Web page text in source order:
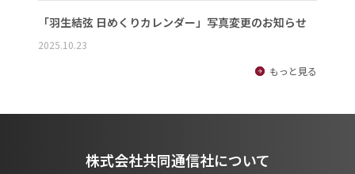
「羽生結弦 日めくりカレンダー」写真変更のお知らせ
2025.10.23
もっと見る
株式会社共同通信社について